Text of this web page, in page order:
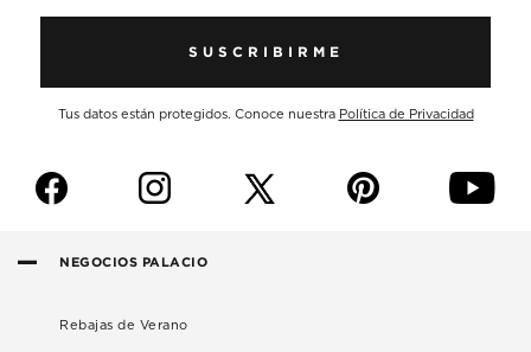
SUSCRIBIRME
Tus datos están protegidos. Conoce nuestra Política de Privacidad
f i p y
NEGOCIOS PALACIO
Rebajas de Verano